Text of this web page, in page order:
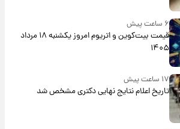
۶ ساعت پیش
قیمت بیت‌کوین و اتریوم امروز یکشنبه ۱۸ مرداد
۱۴۰۵
۱۷ ساعت پیش
تاریخ اعلام نتایج نهایی دکتری مشخص شد